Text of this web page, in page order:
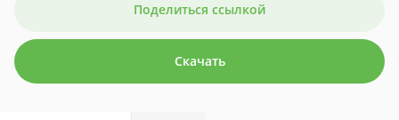
Поделиться ссылкой
Скачать